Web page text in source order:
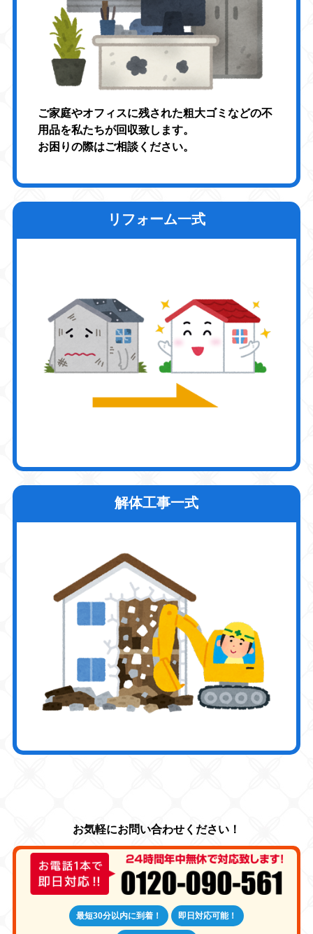
ご家庭やオフィスに残された粗大ゴミなどの不
用品を私たちが回収致します。
お困りの際はご相談ください。
リフォーム一式
解体工事一式
最短30分以内に到着！ 即日対応可能！